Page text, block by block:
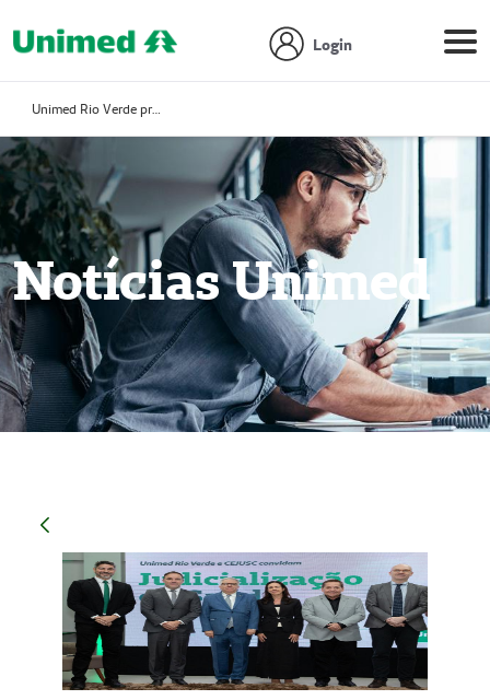
Login
Unimed Rio Verde promove debate sobre judicialização da saúde
Notícias Unimed